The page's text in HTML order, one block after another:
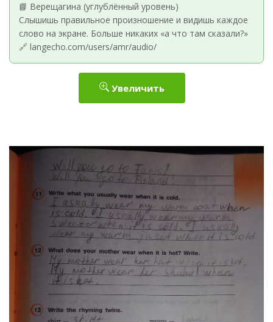
📘 Верещагина (углублённый уровень)
Слышишь правильное произношение и видишь каждое
слово на экране. Больше никаких «а что там сказали?»
🔗 langecho.com/users/amr/audio/
Увеличить